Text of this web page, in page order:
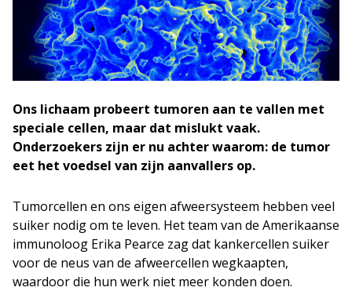
Ons lichaam probeert tumoren aan te vallen met
speciale cellen, maar dat mislukt vaak.
Onderzoekers zijn er nu achter waarom: de tumor
eet het voedsel van zijn aanvallers op.
Tumorcellen en ons eigen afweersysteem hebben veel
suiker nodig om te leven. Het team van de Amerikaanse
immunoloog Erika Pearce zag dat kankercellen suiker
voor de neus van de afweercellen wegkaapten,
waardoor die hun werk niet meer konden doen.